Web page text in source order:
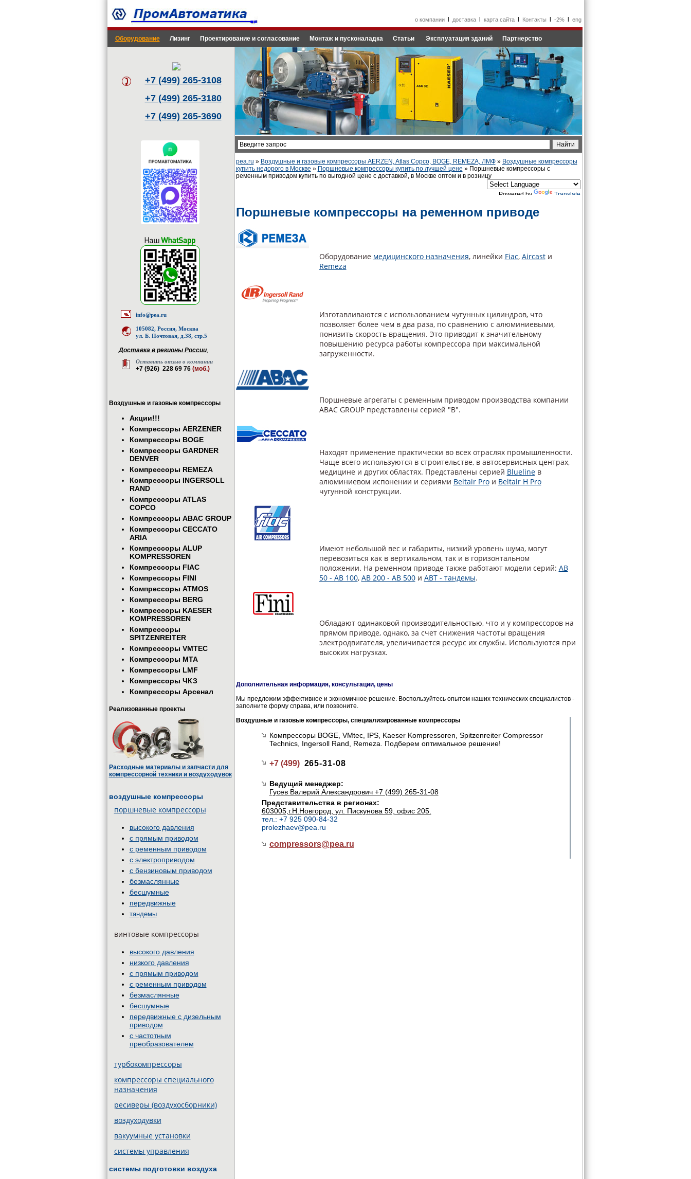
о компанииl доставкаl карта сайтаl Контакты -2%l eng
Оборудование Лизинг Проектирование и согласование Монтаж и пусконаладка Статьи Эксплуатация зданий Партнерство
+7 (499) 265-3108
+7 (499) 265-3180
+7 (499) 265-3690
info@pea.ru
105082, Россия, Москва
ул. Б. Почтовая, д.38, стр.5
Доставка в регионы России,
Оставить отзыв о компании
+7 (926) 228 69 76 (моб.)
Воздушные и газовые компрессоры
Акции!!!
Компрессоры AERZENER
Компрессоры BOGE
Компрессоры GARDNER
DENVER
Компрессоры REMEZA
Компрессоры INGERSOLL
RAND
Компрессоры ATLAS
COPCO
Компрессоры ABAC GROUP
Компрессоры CECCATO
ARIA
Компрессоры ALUP
KOMPRESSOREN
Компрессоры FIAC
Компрессоры FINI
Компрессоры ATMOS
Компрессоры BERG
Компрессоры KAESER
KOMPRESSOREN
Компрессоры
SPITZENREITER
Компрессоры VMTEC
Компрессоры MTA
Компрессоры LMF
Компрессоры ЧКЗ
Компрессоры Арсенал
Реализованные проекты
Расходные материалы и запчасти для
компрессорной техники и воздуходувок
воздушные компрессоры
поршневые компрессоры
высокого давления
с прямым приводом
с ременным приводом
с электроприводом
с бензиновым приводом
безмаслянные
бесшумные
передвижные
тандемы
винтовые компрессоры
высокого давления
низкого давления
с прямым приводом
с ременным приводом
безмаслянные
бесшумные
передвижные c дизельным
приводом
с частотным
преобразователем
турбокомпрессоры
компрессоры специального
назначения
ресиверы (воздухосборники)
воздуходувки
вакуумные установки
системы управления
системы подготовки воздуха
pea.ru » Воздушные и газовые компрессоры AERZEN, Atlas Copco, BOGE, REMEZA, ЛМФ» Воздушные компрессоры
купить недорого в Москве » Поршневые компрессоры купить по лучшей цене » Поршневые компрессоры с
ременным приводом купить по выгодной цене с доставкой, в Москве оптом и в розницу
Powered by Translate
Поршневые компрессоры на ременном приводе
Оборудование медицинского назначения, линейки Fiac, Aircastи
Remeza
Изготавливаются с использованием чугунных цилиндров, что
позволяет более чем в два раза, по сравнению с алюминиевыми,
понизить скорость вращения. Это приводит к значительному
повышению ресурса работы компрессора при максимальной
загруженности.
Поршневые агрегаты с ременным приводом производства компании
ABAC GROUP представлены серией "В".
Находят применение практически во всех отраслях промышленности.
Чаще всего используются в строительстве, в автосервисных центрах,
медицине и других областях. Представлены серией Bluelineв
алюминиевом испонении и сериями Beltair Proи Beltair H Pro
чугунной конструкции.
Имеют небольшой вес и габариты, низкий уровень шума, могут
перевозиться как в вертикальном, так и в горизонтальном
положении. На ременном приводе также работают модели серий: AB
50 - АВ 100, AB 200 - AB 500и ABT - тандемы.
Обладают одинаковой производительностью, что и у компрессоров на
прямом приводе, однако, за счет снижения частоты вращения
электродвигателя, увеличивается ресурс их службы. Используются при
высоких нагрузках.
Дополнительная информация, консультации, цены
Мы предложим эффективное и экономичное решение. Воспользуйтесь опытом наших технических специалистов -
заполните форму справа, или позвоните.
Воздушные и газовые компрессоры, специализированные компрессоры
Компрессоры BOGE, VMtec, IPS, Kaeser Kompressoren, Spitzenreiter Compressor
Technics, Ingersoll Rand, Remeza. Подберем оптимальное решение!
+7 (499) 265-31-08
Ведущий менеджер:
Гусев Валерий Александрович +7 (499) 265-31-08
Представительства в регионах:
603005,г.Н.Новгород, ул. Пискунова 59, офис 205.
тел.: +7 925 090-84-32
prolezhaev@pea.ru
compressors@pea.ru